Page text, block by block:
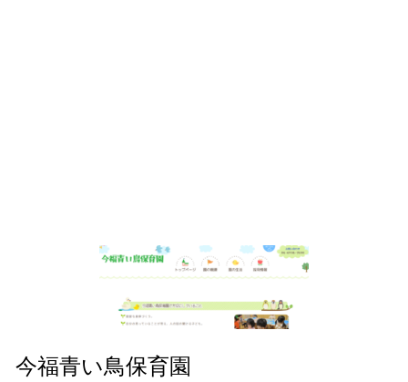
今福青い鳥保育園